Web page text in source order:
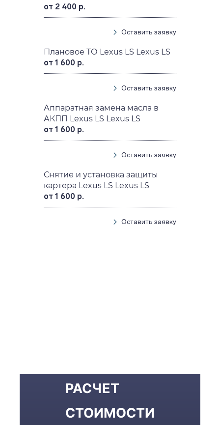
от 2 400 р.
Оставить заявку
Плановое ТО Lexus LS Lexus LS
от 1 600 р.
Оставить заявку
Аппаратная замена масла в
АКПП Lexus LS Lexus LS
от 1 600 р.
Оставить заявку
Снятие и установка защиты
картера Lexus LS Lexus LS
от 1 600 р.
Оставить заявку
РАСЧЕТ
СТОИМОСТИ